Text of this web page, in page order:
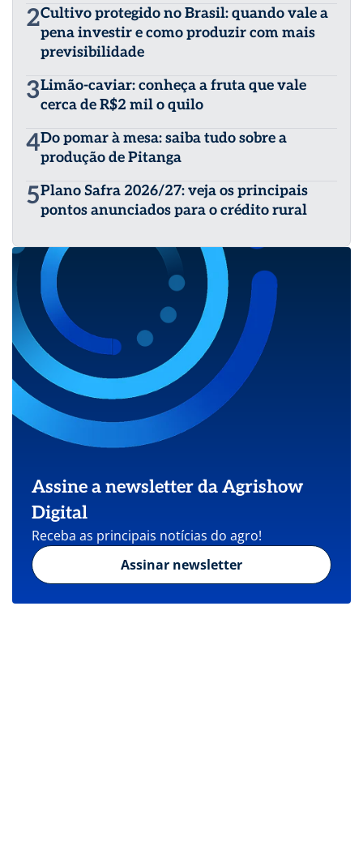
2Cultivo protegido no Brasil: quando vale a
pena investir e como produzir com mais
previsibilidade
3Limão-caviar: conheça a fruta que vale
cerca de R$2 mil o quilo
4Do pomar à mesa: saiba tudo sobre a
produção de Pitanga
5Plano Safra 2026/27: veja os principais
pontos anunciados para o crédito rural
Assine a newsletter da Agrishow
Digital
Receba as principais notícias do agro!
Assinar newsletter